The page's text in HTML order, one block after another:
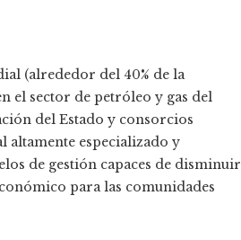
(alrededor del 40% de la
el sector de petróleo y gas del
del Estado y consorcios
altamente especializado y
de gestión capaces de disminuir
para las comunidades